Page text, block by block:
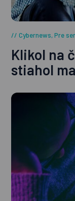
Cybernews,Pre
Klikol na
stiahol